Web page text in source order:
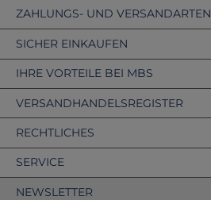
ZAHLUNGS- UND VERSANDARTEN
VERSANDHANDELSREGISTER
SICHER EINKAUFEN
IHRE VORTEILE BEI MBS
RECHTLICHES
SERVICE
NEWSLETTER